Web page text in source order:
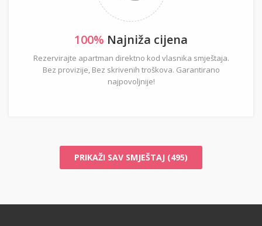
100% Najniža cijena
Rezervirajte apartman direktno kod vlasnika smještaja.
Bez provizije, Bez skrivenih troškova. Garantirano
najpovoljnije!
PRIKAŽI SAV SMJEŠTAJ (495)